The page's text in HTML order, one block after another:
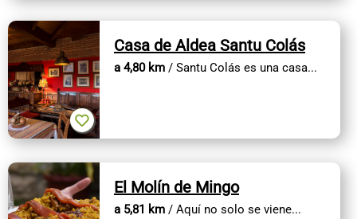
Casa de Aldea Santu Colás
a 4,80 km / Santu Colás es una casa...
El Molín de Mingo
a 5,81 km / Aquí no solo se viene...